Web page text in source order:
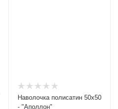
Наволочка полисатин 50х50
- "Аполлон"